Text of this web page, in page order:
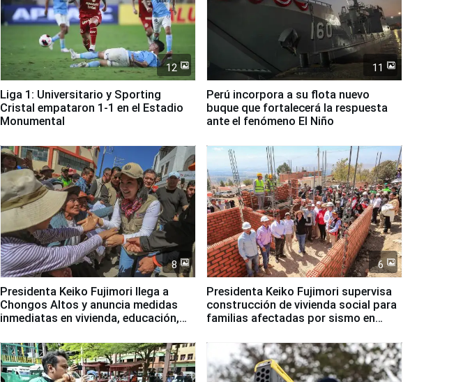
12
Liga 1: Universitario y Sporting
Cristal empataron 1-1 en el Estadio
Monumental
11
Perú incorpora a su flota nuevo
buque que fortalecerá la respuesta
ante el fenómeno El Niño
8
Presidenta Keiko Fujimori llega a
Chongos Altos y anuncia medidas
inmediatas en vivienda, educación,
6
Presidenta Keiko Fujimori supervisa
construcción de vivienda social para
familias afectadas por sismo en